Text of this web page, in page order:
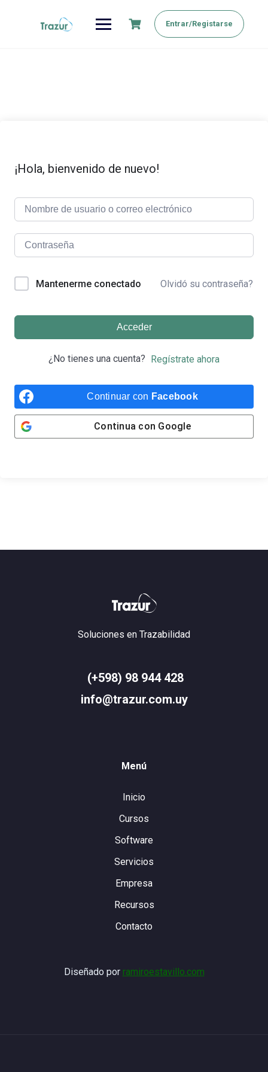
Entrar/Registarse
¡Hola, bienvenido de nuevo!
Mantenerme conectado Olvidó su contraseña?
Acceder
¿No tienes una cuenta? Regístrate ahora
Continuar con Facebook
Continua con Google
Soluciones en Trazabilidad
(+598) 98 944 428
info@trazur.com.uy
Menú
Inicio
Cursos
Software
Servicios
Empresa
Recursos
Contacto
Diseñado por ramiroestavillo.com